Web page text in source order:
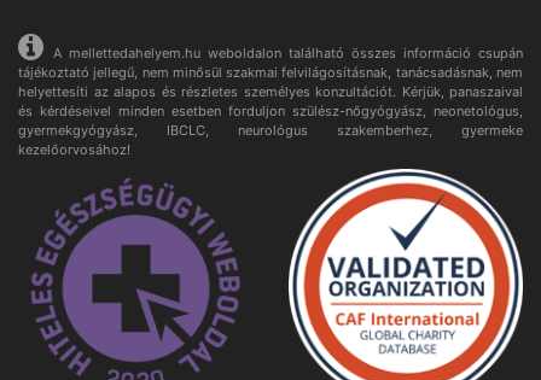
A mellettedahelyem.hu weboldalon található összes információ csupán
tájékoztató jellegű, nem minősül szakmai felvilágosításnak, tanácsadásnak, nem
helyettesíti az alapos és részletes személyes konzultációt. Kérjük, panaszaival
és kérdéseivel minden esetben forduljon szülész-nőgyógyász, neonetológus,
gyermekgyógyász, IBCLC, neurológus szakemberhez, gyermeke
kezelőorvosához!